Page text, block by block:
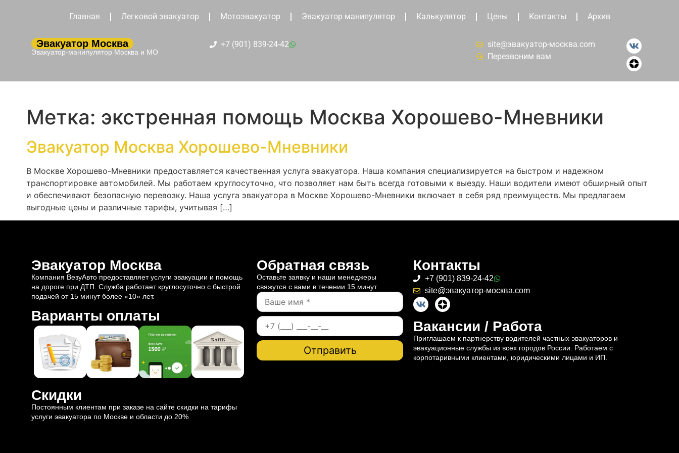
Главная Легковой эвакуатор Мотоэвакуатор Эвакуатор манипулятор Калькулятор Цены Контакты Архив
Эвакуатор Москва
Эвакуатор-манипулятор Москва и МО
+7 (901) 839-24-42
site@эвакуатор-москва.com
Перезвоним вам
Метка: экстренная помощь Москва Хорошево-Мневники
Эвакуатор Москва Хорошево-Мневники
В Москве Хорошево-Мневники предоставляется качественная услуга эвакуатора. Наша компания специализируется на быстром и надежном
транспортировке автомобилей. Мы работаем круглосуточно, что позволяет нам быть всегда готовыми к выезду. Наши водители имеют обширный опыт
и обеспечивают безопасную перевозку. Наша услуга эвакуатора в Москве Хорошево-Мневники включает в себя ряд преимуществ. Мы предлагаем
выгодные цены и различные тарифы, учитывая […]
Эвакуатор Москва
Компания ВезуАвто предоставляет услуги эвакуации и помощь
на дороге при ДТП. Служба работает круглосуточно с быстрой
подачей от 15 минут более «10» лет.
Варианты оплаты
Скидки
Постоянным клиентам при заказе на сайте скидки на тарифы
услуги эвакуатора по Москве и области до 20%
Обратная связь
Оставьте заявку и наши менеджеры
свяжутся с вами в течении 15 минут
Контакты
+7 (901) 839-24-42
site@эвакуатор-москва.com
Вакансии / Работа
Приглашаем к партнерству водителей частных эвакуаторов и
эвакуационные службы из всех городов России. Работаем с
корпотаривными клиентами, юридическими лицами и ИП.